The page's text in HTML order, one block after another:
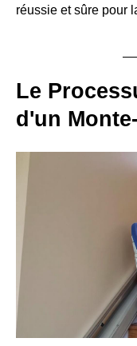
réussie et sûre pour
Le
d'un